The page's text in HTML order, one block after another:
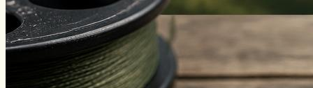
Стерлядь
Семга
Снасти
Спиннинг